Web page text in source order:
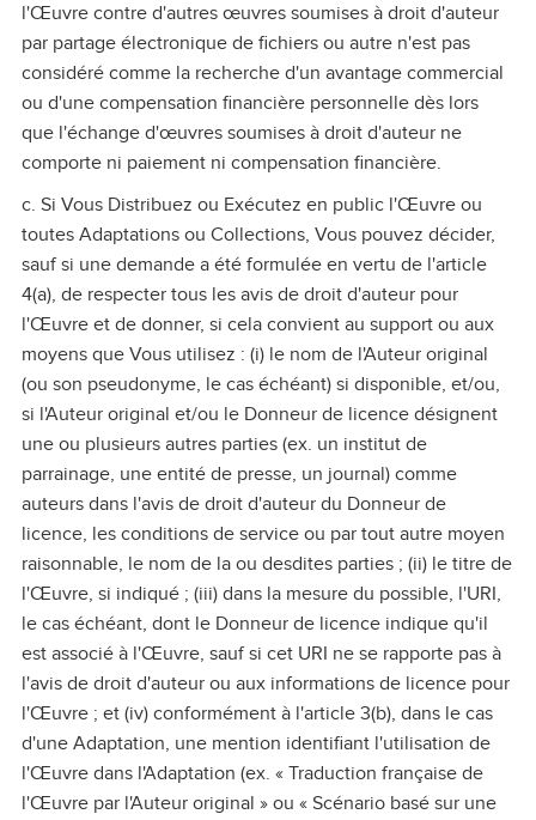
l'Œuvre contre d'autres œuvres soumises à droit d'auteur
par partage électronique de fichiers ou autre n'est pas
considéré comme la recherche d'un avantage commercial
ou d'une compensation financière personnelle dès lors
que l'échange d'œuvres soumises à droit d'auteur ne
comporte ni paiement ni compensation financière.
c. Si Vous Distribuez ou Exécutez en public l'Œuvre ou
toutes Adaptations ou Collections, Vous pouvez décider,
sauf si une demande a été formulée en vertu de l'article
4(a), de respecter tous les avis de droit d'auteur pour
l'Œuvre et de donner, si cela convient au support ou aux
moyens que Vous utilisez : (i) le nom de l'Auteur original
(ou son pseudonyme, le cas échéant) si disponible, et/ou,
si l'Auteur original et/ou le Donneur de licence désignent
une ou plusieurs autres parties (ex. un institut de
parrainage, une entité de presse, un journal) comme
auteurs dans l'avis de droit d'auteur du Donneur de
licence, les conditions de service ou par tout autre moyen
raisonnable, le nom de la ou desdites parties ; (ii) le titre de
l'Œuvre, si indiqué ; (iii) dans la mesure du possible, l'URI,
le cas échéant, dont le Donneur de licence indique qu'il
est associé à l'Œuvre, sauf si cet URI ne se rapporte pas à
l'avis de droit d'auteur ou aux informations de licence pour
l'Œuvre ; et (iv) conformément à l'article 3(b), dans le cas
d'une Adaptation, une mention identifiant l'utilisation de
l'Œuvre dans l'Adaptation (ex. « Traduction française de
l'Œuvre par l'Auteur original » ou « Scénario basé sur une